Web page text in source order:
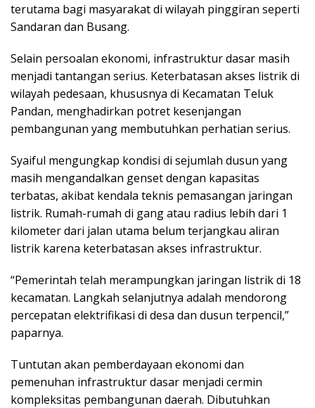
terutama bagi masyarakat di wilayah pinggiran seperti
Sandaran dan Busang.
Selain persoalan ekonomi, infrastruktur dasar masih
menjadi tantangan serius. Keterbatasan akses listrik di
wilayah pedesaan, khususnya di Kecamatan Teluk
Pandan, menghadirkan potret kesenjangan
pembangunan yang membutuhkan perhatian serius.
Syaiful mengungkap kondisi di sejumlah dusun yang
masih mengandalkan genset dengan kapasitas
terbatas, akibat kendala teknis pemasangan jaringan
listrik. Rumah-rumah di gang atau radius lebih dari 1
kilometer dari jalan utama belum terjangkau aliran
listrik karena keterbatasan akses infrastruktur.
“Pemerintah telah merampungkan jaringan listrik di 18
kecamatan. Langkah selanjutnya adalah mendorong
percepatan elektrifikasi di desa dan dusun terpencil,”
paparnya.
Tuntutan akan pemberdayaan ekonomi dan
pemenuhan infrastruktur dasar menjadi cermin
kompleksitas pembangunan daerah. Dibutuhkan